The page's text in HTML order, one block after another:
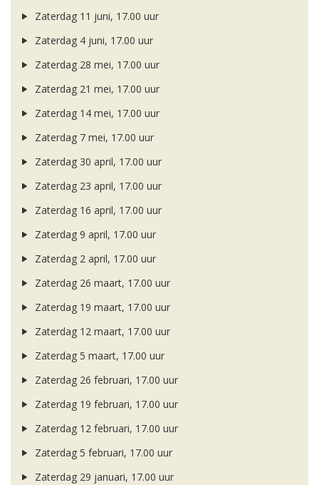
Zaterdag 11 juni, 17.00 uur
Zaterdag 4 juni, 17.00 uur
Zaterdag 28 mei, 17.00 uur
Zaterdag 21 mei, 17.00 uur
Zaterdag 14 mei, 17.00 uur
Zaterdag 7 mei, 17.00 uur
Zaterdag 30 april, 17.00 uur
Zaterdag 23 april, 17.00 uur
Zaterdag 16 april, 17.00 uur
Zaterdag 9 april, 17.00 uur
Zaterdag 2 april, 17.00 uur
Zaterdag 26 maart, 17.00 uur
Zaterdag 19 maart, 17.00 uur
Zaterdag 12 maart, 17.00 uur
Zaterdag 5 maart, 17.00 uur
Zaterdag 26 februari, 17.00 uur
Zaterdag 19 februari, 17.00 uur
Zaterdag 12 februari, 17.00 uur
Zaterdag 5 februari, 17.00 uur
Zaterdag 29 januari, 17.00 uur